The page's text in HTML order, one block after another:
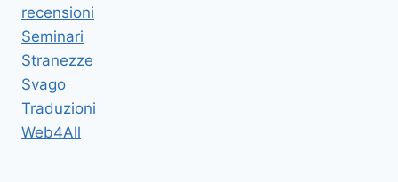
recensioni
Seminari
Stranezze
Svago
Traduzioni
Web4All